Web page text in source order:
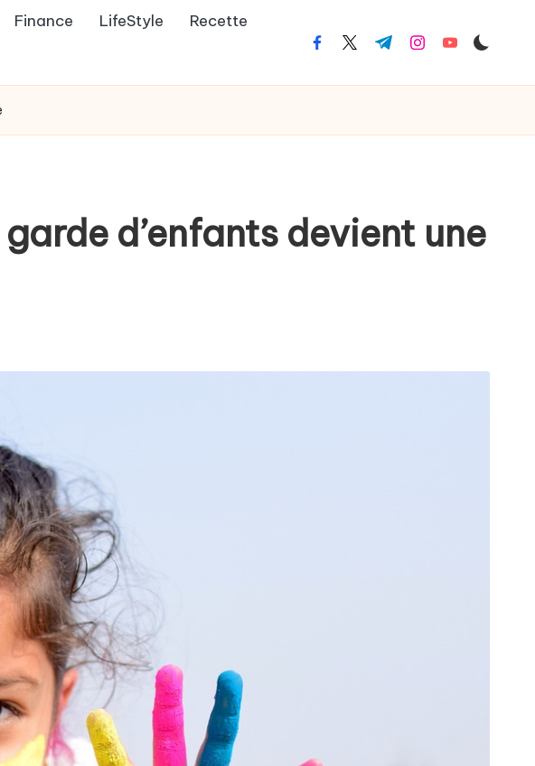
Finance LifeStyle Recette
facebook.com
twitter.com
t.me instagram.com
youtube.com
d’enfants devient une